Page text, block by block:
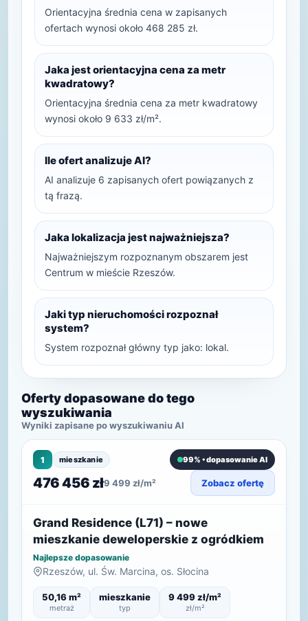
Orientacyjna średnia cena w zapisanych
ofertach wynosi około 468 285 zł.
Jaka jest orientacyjna cena za metr
kwadratowy?
Orientacyjna średnia cena za metr kwadratowy
wynosi około 9 633 zł/m².
Ile ofert analizuje AI?
AI analizuje 6 zapisanych ofert powiązanych z
tą frazą.
Jaka lokalizacja jest najważniejsza?
Najważniejszym rozpoznanym obszarem jest
Centrum w mieście Rzeszów.
Jaki typ nieruchomości rozpoznał
system?
System rozpoznał główny typ jako: lokal.
Oferty dopasowane do tego
wyszukiwania
Wyniki zapisane po wyszukiwaniu AI
1 mieszkanie 99% • dopasowanie AI
476 456 zł9 499 zł/m² Zobacz ofertę
Grand Residence (L71) – nowe
mieszkanie deweloperskie z ogródkiem
Najlepsze dopasowanie
Rzeszów, ul. Św. Marcina, os. Słocina
50,16 m²
metraż
mieszkanie
typ
9 499 zł/m²
zł/m²